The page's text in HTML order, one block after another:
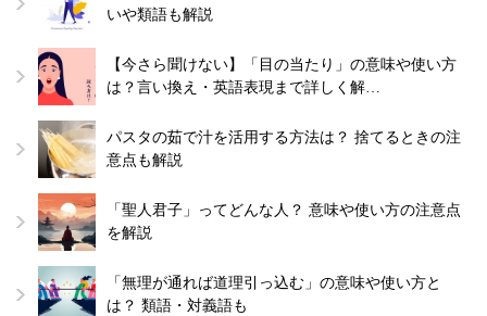
いや類語も解説
【今さら聞けない】「目の当たり」の意味や使い方
は？言い換え・英語表現まで詳しく解…
パスタの茹で汁を活用する方法は？ 捨てるときの注
意点も解説
「聖人君子」ってどんな人？ 意味や使い方の注意点
を解説
「無理が通れば道理引っ込む」の意味や使い方と
は？ 類語・対義語も